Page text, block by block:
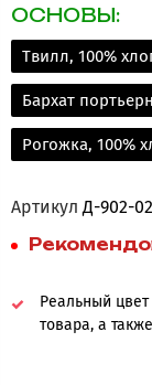
ОСНОВЫ:
Твилл, 100%
Бархат
Рогожка, 100%
Артикул Д-902-
Реальный цвет
товара, а